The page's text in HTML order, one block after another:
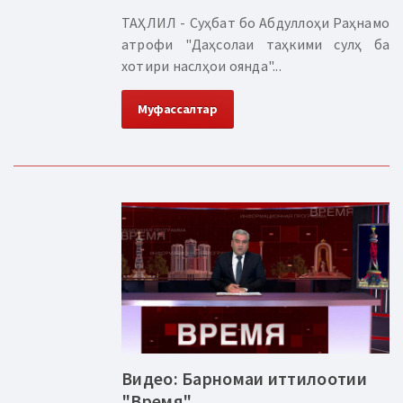
ТАҲЛИЛ - Суҳбат бо Абдуллоҳи Раҳнамо
атрофи "Даҳсолаи таҳкими сулҳ ба
хотири наслҳои оянда"...
Муфассалтар
Видео: Барномаи иттилоотии